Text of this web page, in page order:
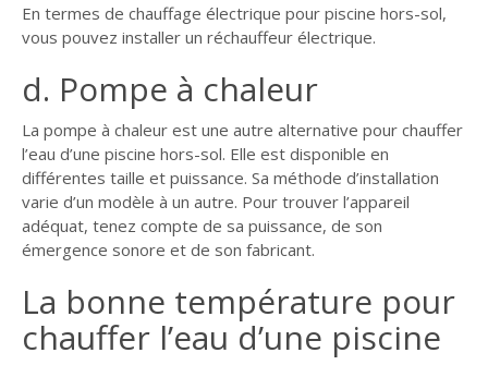
En termes de chauffage électrique pour piscine hors-sol,
vous pouvez installer un réchauffeur électrique.
d. Pompe à chaleur
La pompe à chaleur est une autre alternative pour chauffer
l’eau d’une piscine hors-sol. Elle est disponible en
différentes taille et puissance. Sa méthode d’installation
varie d’un modèle à un autre. Pour trouver l’appareil
adéquat, tenez compte de sa puissance, de son
émergence sonore et de son fabricant.
La bonne température pour
chauffer l’eau d’une piscine